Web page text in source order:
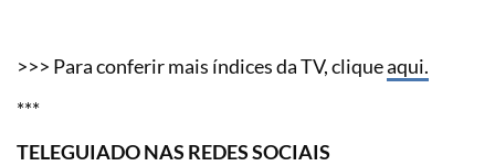
>>> Para conferir mais índices da TV, cliqueaqui.
***
TELEGUIADO NAS REDES SOCIAIS